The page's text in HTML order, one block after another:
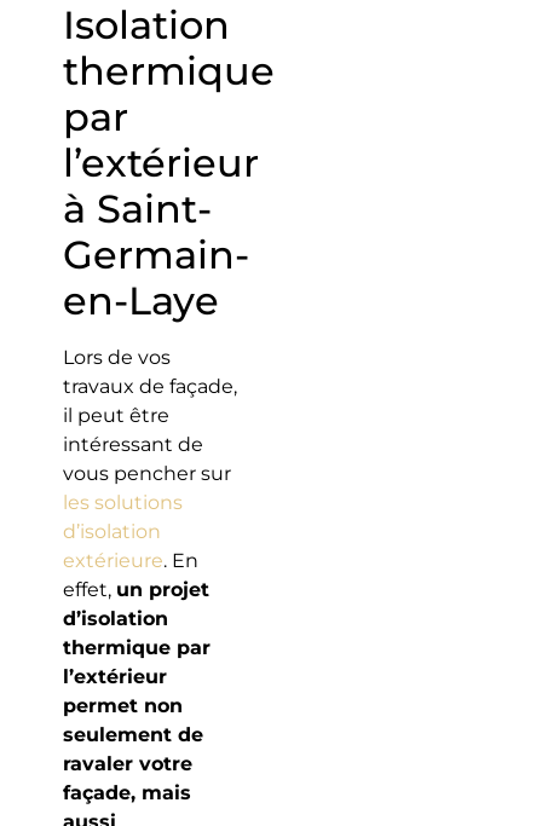
Isolation
thermique
par
l’extérieur
à Saint-
Germain-
en-Laye
Lors de vos
travaux de façade,
il peut être
intéressant de
vous pencher sur
les solutions
d’isolation
extérieure. En
effet, un projet
d’isolation
thermique par
l’extérieur
permet non
seulement de
ravaler votre
façade, mais